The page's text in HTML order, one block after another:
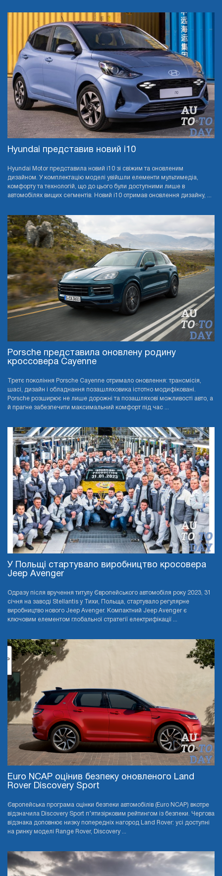
Hyundai представив новий i10
Hyundai Motor представила новий i10 зі свіжим та оновленим
дизайном. У комплектацію моделі увійшли елементи мультимедіа,
комфорту та технологій, що до цього були доступними лише в
автомобілях вищих сегментів. Новий i10 отримав оновлення дизайну, ...
Porsche представила оновлену родину
кроссовера Cayenne
Третє покоління Porsche Cayenne отримало оновлення: трансмісія,
шасі, дизайн і обладнання позашляховика істотно модифіковані.
Porsche розширює не лише дорожні та позашляхові можливості авто, а
й прагне забезпечити максимальний комфорт під час ...
У Польщі стартувало виробництво кросовера
Jeep Avenger
Одразу після вручення титулу Європейського автомобіля року 2023, 31
січня на заводі Stellantis у Тихи, Польща, стартувало регулярне
виробництво нового Jeep Avenger. Компактний Jeep Avenger є
ключовим елементом глобальної стратегії електрифікації ...
Euro NCAP оцінив безпеку оновленого Land
Rover Discovery Sport
Європейська програма оцінки безпеки автомобілів (Euro NCAP) вкотре
відзначила Discovery Sport п’ятизірковим рейтингом із безпеки. Чергова
відзнака доповнює низку попередніх нагород Land Rover: усі доступні
на ринку моделі Range Rover, Discovery ...